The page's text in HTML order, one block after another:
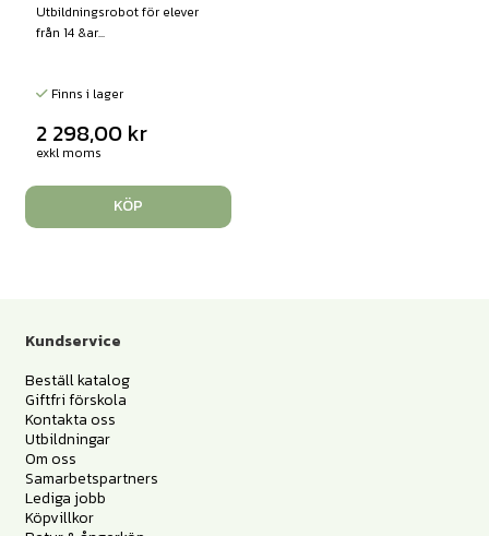
Utbildningsrobot för elever
från 14 &ar...
Finns i lager
2 298,00 kr
exkl moms
KÖP
Kundservice
Beställ katalog
Giftfri förskola
Kontakta oss
Utbildningar
Om oss
Samarbetspartners
Lediga jobb
Köpvillkor